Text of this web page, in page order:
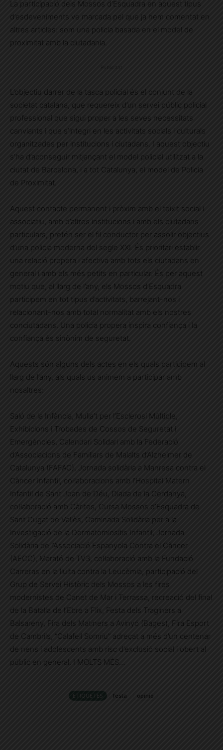
La participació dels Mossos d’Esquadra en aquest tipus
d’esdeveniments ve marcada pel que ja hem comentat en
altres articles: som una policia basada en el model de
proximitat amb la ciutadania.
Publicitat
L’objectiu darrer de la tasca policial és el conjunt de la
societat catalana, que requereix d’un servei públic policial
professional que sigui proper a les seves necessitats
canviants i que s’integri en les activitats socials i culturals
organitzades per institucions i ciutadans. I aquest objectiu
s’ha d’aconseguir mitjançant el model policial utilitzat a la
ciutat de Barcelona, i a tot Catalunya, el model de Policia
de Proximitat.
Aquest contacte permanent i pròxim amb el teixit social i
associatiu, amb d’altres institucions i amb els ciutadans
particulars, pretén ser el fil conductor per assolir objectius
d’una policia moderna del segle XXI. És prioritari establir
una relació propera i afectiva amb tots els ciutadans en
general i amb els més petits en particular. És per aquest
motiu que, al llarg de l’any, els Mossos d’Esquadra
participem en tot tipus d’activitats, barrejant-nos i
relacionant-nos amb total normalitat amb els nostres
conciutadans. Una policia propera inspira confiança i la
confiança és sinònim de seguretat.
Aquests són alguns dels actes en els quals participem al
llarg de l’any, als quals us animem a participar amb
nosaltres:
Saló de la Infància, Mulla’t per l’Esclerosi Múltiple,
Exhibicions i Trobades de Cossos de Seguretat i
Emergències, Calendari Solidari amb la Federació
d’Associacions de Familiars de Malalts d’Alzheimer de
Catalunya (FAFAC), Jornada solidària a Manresa contra el
Càncer Infantil, col·laboracions amb l’Hospital Matern
Infantil de Sant Joan de Déu, Diada de la Cerdanya,
col·laboració amb Càrites, Cursa Mossos d’Esquadra de
Sant Cugat de Vallès, Caminada Solidària per a la
Investigació de la Dermatomiositis Infantil, Jornada
Solidària de l’Associació Espanyola Contra el Càncer
(AECC), Marató de TV3, col·laboració amb la Fundació
Carreras en la lluita contra la Leucèmia, participació del
Grup de Servei Històric dels Mossos a les fires
modernistes de Canet de Mar i Terrassa, recreació del final
de la Batalla de l’Ebre a Flix, Festa dels Traginers a
Balsareny, Fira dels Matiners a Avinyó (Bages), Fira Esport
de Cambrils, “Calafell Somriu” adreçat a més d’un centenar
de nens i adolescents amb risc d’exclusió social i obert al
públic en general. I MOLTS MÉS…
ETIQUETES festa opinió